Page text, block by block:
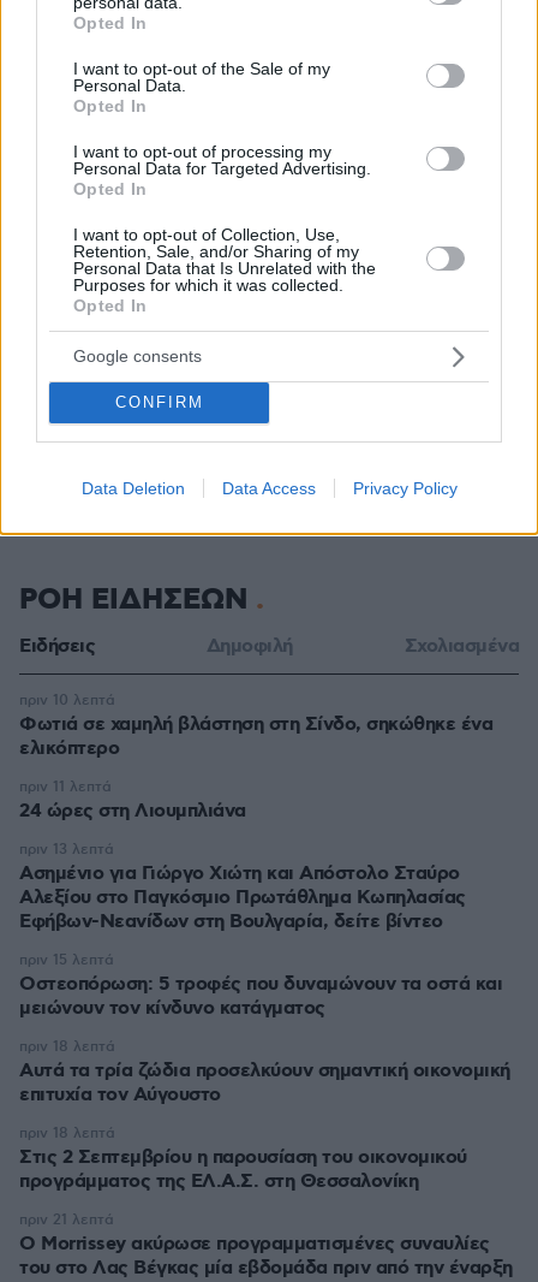
grant or deny consent to Google and its third-party tags to
use your data for below specified purposes in below Google
consent section.
Opted In
I want to opt-out of the Sale of my
Personal Data.
Opted In
I want to opt-out of processing my
Personal Data for Targeted Advertising.
Opted In
I want to opt-out of Collection, Use,
Retention, Sale, and/or Sharing of my
Personal Data that Is Unrelated with the
Purposes for which it was collected.
Opted In
Google consents
CONFIRM
Data Deletion Data Access Privacy Policy
Κάτι αλλάζει στον χάρτη της πανεπιστημιακής εκπαίδευσης
στην Ελλάδα
03.08.2026, 11:06
Εθνική Τράπεζα: Η κορυφαία επιλογή για τη χρηματοδότηση
μεγάλων έργων
30.07.2026, 15:25
Διασκεδάζουμε υπεύθυνα, επιστρέφουμε με ασφάλεια
ΡΟΗ ΕΙΔΗΣΕΩΝ
Ειδήσεις Δημοφιλή Σχολιασμένα
Φωτιά σε χαμηλή βλάστηση στη Σίνδο, σηκώθηκε ένα
ελικόπτερο
πριν 10 λεπτά
24 ώρες στη Λιουμπλιάνα
πριν 11 λεπτά
Ασημένιο για Γιώργο Χιώτη και Απόστολο Σταύρο
Αλεξίου στο Παγκόσμιο Πρωτάθλημα Κωπηλασίας
Εφήβων-Νεανίδων στη Βουλγαρία, δείτε βίντεο
πριν 13 λεπτά
Οστεοπόρωση: 5 τροφές που δυναμώνουν τα οστά και
μειώνουν τον κίνδυνο κατάγματος
πριν 15 λεπτά
Αυτά τα τρία ζώδια προσελκύουν σημαντική οικονομική
επιτυχία τον Αύγουστο
πριν 18 λεπτά
Στις 2 Σεπτεμβρίου η παρουσίαση του οικονομικού
προγράμματος της ΕΛ.Α.Σ. στη Θεσσαλονίκη
πριν 18 λεπτά
Ο Morrissey ακύρωσε προγραμματισμένες συναυλίες
του στο Λας Βέγκας μία εβδομάδα πριν από την έναρξη
πριν 21 λεπτά